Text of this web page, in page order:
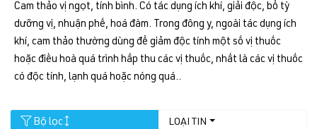
Cam thảo vị ngọt, tính bình. Có tác dụng ích khí, giải độc, bổ tỳ
dưỡng vị, nhuận phế, hoá đàm. Trong đông y, ngoài tác dụng ích
khí, cam thảo thường dùng để giảm độc tính một số vị thuốc
hoặc điều hoà quá trình hấp thu các vị thuốc, nhất là các vị thuốc
có độc tính, lạnh quá hoặc nóng quá..
Bộ lọc LOẠI TIN